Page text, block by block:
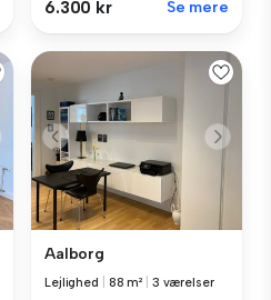
6.300 kr Se mere
Aalborg
Lejlighed 88 m² 3 værelser